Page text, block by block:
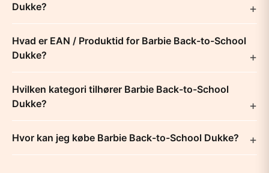
Dukke?
Hvad er EAN / Produktid for Barbie Back-to-School
Dukke?
Hvilken kategori tilhører Barbie Back-to-School
Dukke?
Hvor kan jeg købe Barbie Back-to-School Dukke?